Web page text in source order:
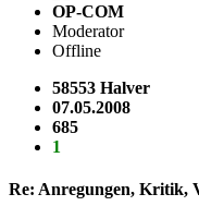
OP-COM
Moderator
Offline
58553 Halver
07.05.2008
685
1
Re: Anregungen, Kritik,